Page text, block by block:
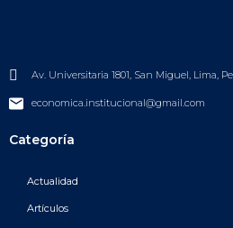
Av. Universitaria 1801, San Miguel, Lima,
economica.institucional@gmail.com
Categoría
Actualidad
Artículos